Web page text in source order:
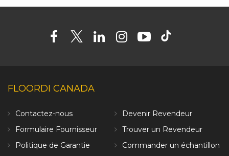
FLOORDI CANADA
Contactez-nous
Devenir Revendeur
Formulaire Fournisseur
Trouver un Revendeur
Politique de Garantie
Commander un échantillon